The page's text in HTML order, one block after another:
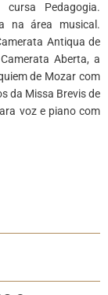
Pedagogia.
na área musical.
Antiqua de
Aberta, a
de Mozar com
da Missa Brevisde
voz e piano com